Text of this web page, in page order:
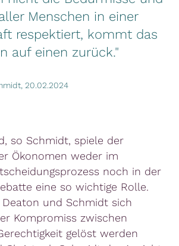
Menschen in einer
respektiert, kommt das
auf einen zurück."
20.02.2024
so Schmidt, spiele der
Ökonomen weder im
noch in der
eine so wichtige Rolle.
Deaton und Schmidt sich
Kompromiss zwischen
gelöst werden